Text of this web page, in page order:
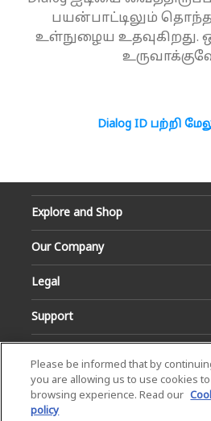
பயன்பாட்டிலும்
உள்நுழைய உதவுகிறது.
Dialog ID பற்றி
Explore and Shop
Our Company
Legal
Support
Please be informed that by
you are allowing us to use cookies
browsing experience. Read our
policy